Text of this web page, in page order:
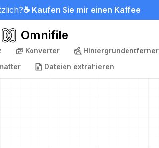
☕ Kaufen Sie mir einen Kaffee
Omnifile
Konverter Hintergrundentferner
Dateien extrahieren